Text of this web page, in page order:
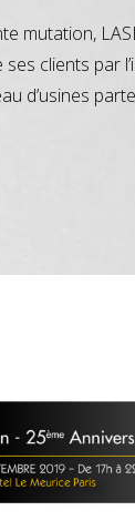
mutation,
clients par
d’usines